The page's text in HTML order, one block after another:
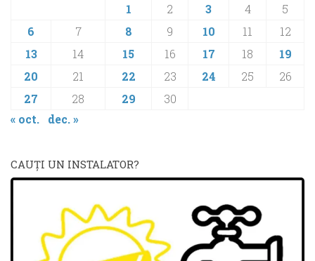
1
2 3 4
5
6
7 8 9 10 11
12
13
14 15 16 17 18
19
20
21 22 23 24 25
26
27
28 29
30
« oct.
dec. »
CAUŢI UN INSTALATOR?